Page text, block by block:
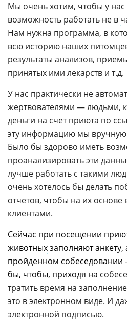
Мы очень хотим, чтобы у нас
возможность работать не в
Нам нужна программа, в
всю историю наших
результаты анализов,
принятых ими лекарств и т.д.
У нас практически не
жертвователями — людьми,
деньги на счет приюта по
эту информацию мы
Было бы здорово иметь
проанализировать эти
лучше работать с такими
очень хотелось бы делать
отчетов, чтобы на их основе
клиентами.
Сейчас при посещении
животныхзаполняют
пройденном собеседовании
бы, чтобы, приходя на
тратить время на
это в электронном виде. И
электронной подписью.